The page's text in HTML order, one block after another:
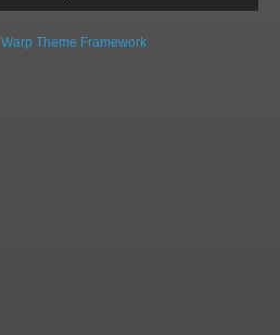
Warp Theme Framework